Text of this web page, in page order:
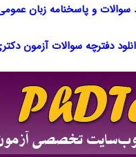
سوالات و پاسخنامه زبان
دفترچه سوالات آزمون دکتری 98 علوم و مهندسی